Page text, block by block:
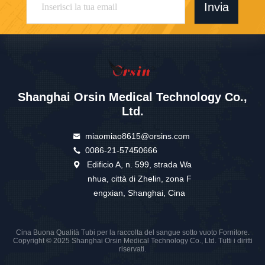
Invia
Shanghai Orsin Medical Technology Co.,
Ltd.
miaomiao8615@orsins.com
0086-21-57450666
Edificio A, n. 599, strada Wa
nhua, città di Zhelin, zona F
engxian, Shanghai, Cina
Cina Buona Qualità Tubi per la raccolta del sangue sotto vuoto Fornitore.
Copyright © 2025 Shanghai Orsin Medical Technology Co., Ltd. Tutti i diritti
riservati.